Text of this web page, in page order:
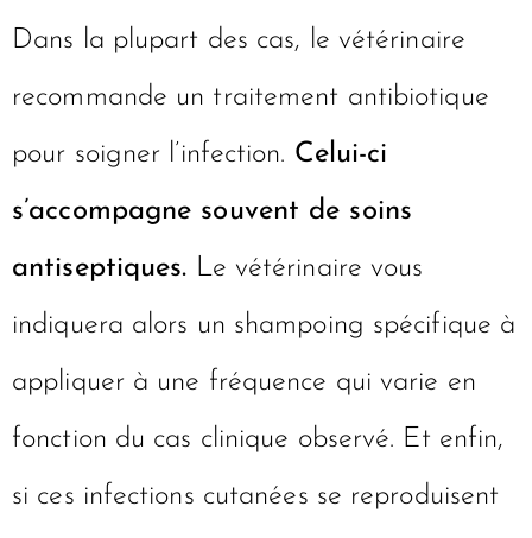
Dans la plupart des cas, le vétérinaire
recommande un traitement antibiotique
pour soigner l’infection. Celui-ci
s’accompagne souvent de soins
antiseptiques. Le vétérinaire vous
indiquera alors un shampoing spécifique à
appliquer à une fréquence qui varie en
fonction du cas clinique observé. Et enfin,
si ces infections cutanées se reproduisent